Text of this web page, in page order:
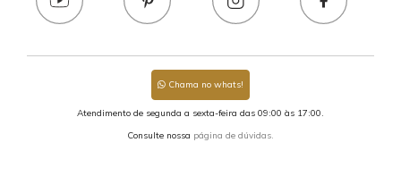
Chama no whats!
Atendimento de segunda a sexta-feira das 09:00 às 17:00.
Consulte nossa página de dúvidas.